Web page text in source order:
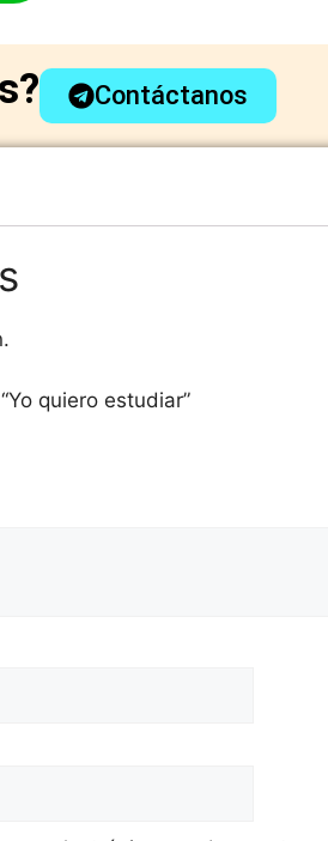
Contáctanos
quiero estudiar”